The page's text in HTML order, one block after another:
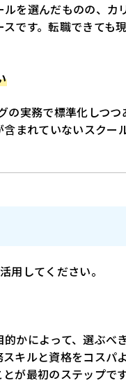
を選んだものの、カ
です。転職できても
実務で標準化しつつ
まれていないスクー
用してください。
かによって、選ぶべ
キルと資格をコスパ
が最初のステップです